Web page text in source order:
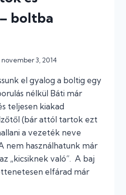
boltba
november 3, 2014
el gyalog a boltig egy
nélkül Báti már
teljesen kiakad
(bár attól tartok ezt
a vezeték neve
nem használhatunk már
„kicsiknek való”. A baj
elfárad már